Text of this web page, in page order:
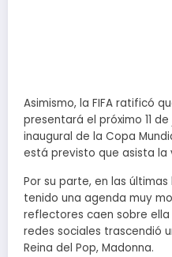
Asimismo, la FIFA ratificó
presentará el próximo 11
inaugural de la Copa
está previsto que asista la
Por su parte, en las
tenido una agenda muy
reflectores caen sobre ella
redes sociales trascendió
Reina del Pop, Madonna.